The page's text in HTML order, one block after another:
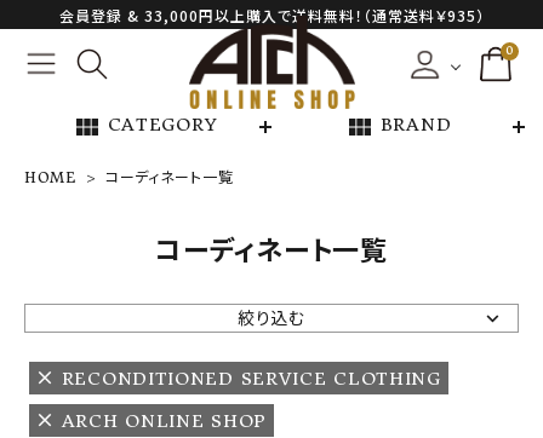
会員登録 & 33,000円以上購入で送料無料！（通常送料￥935）
0
view_module CATEGORY view_module BRAND
NEW ARRIVAL
ARCH EXCLUSIVE
BRAND
CATEGORY
HOME コーディネート一覧
コーディネート一覧
絞り込む
RECONDITIONED SERVICE CLOTHING
ARCH ONLINE SHOP